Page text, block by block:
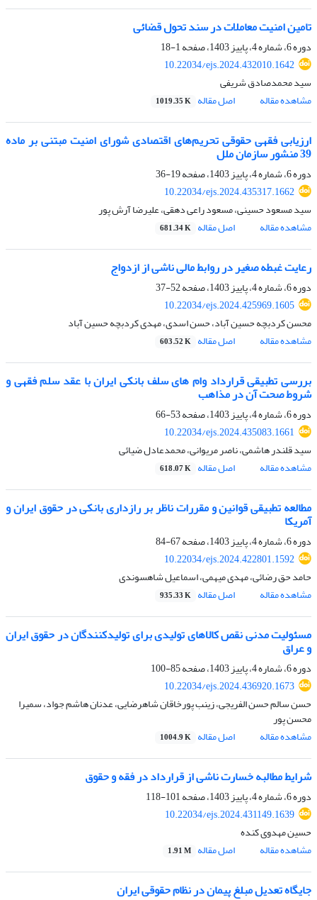
تامین امنیت معاملات در سند تحول قضائی
دوره 6، شماره 4، پاییز 1403، صفحه
1-18
10.22034/ejs.2024.432010.1642
سید محمدصادق شریفی
مشاهده مقاله
اصل مقاله 1019.35 K
ارزیابی فقهی حقوقی تحریم‌های اقتصادی شورای امنیت مبتنی بر ماده
39 منشور سازمان ملل
دوره 6، شماره 4، پاییز 1403، صفحه
19-36
10.22034/ejs.2024.435317.1662
سید مسعود حسینی، مسعود راعی دهقی، علیرضا آرش پور
مشاهده مقاله
اصل مقاله 681.34 K
رعایت غبطه صغیر در روابط مالی ناشی از ازدواج
دوره 6، شماره 4، پاییز 1403، صفحه
52-37
10.22034/ejs.2024.425969.1605
محسن کردبچه حسین آباد، حسن اسدی، مهدی کردبچه حسین آباد
مشاهده مقاله
اصل مقاله 603.52 K
بررسی تطبیقی قرارداد وام های سلف بانکی ایران با عقد سلم فقهی و
شروط صحت آن در مذاهب
دوره 6، شماره 4، پاییز 1403، صفحه
53-66
10.22034/ejs.2024.435083.1661
سید قلندر هاشمی، ناصر مریوانی، محمدعادل ضیائی
مشاهده مقاله
اصل مقاله 618.07 K
مطالعه تطبیقی قوانین و مقررات ناظر بر رازداری بانکی در حقوق ایران و
آمریکا
دوره 6، شماره 4، پاییز 1403، صفحه
67-84
10.22034/ejs.2024.422801.1592
حامد حق رضائی، مهدی میهمی، اسماعیل شاهسوندی
مشاهده مقاله
اصل مقاله 935.33 K
مسئولیت‏ مدنی نقص کالاهای تولیدی برای تولید‏کنندگان در حقوق ایران
و عراق
دوره 6، شماره 4، پاییز 1403، صفحه
85-100
10.22034/ejs.2024.436920.1673
حسن سالم حسن الفریجی، زینب پورخاقان شاهرضایی، عدنان هاشم جواد، سمیرا
محسن پور
مشاهده مقاله
اصل مقاله 1004.9 K
شرایط مطالبه خسارت ناشی از قرارداد در فقه و حقوق
دوره 6، شماره 4، پاییز 1403، صفحه
101-118
10.22034/ejs.2024.431149.1639
حسین مهدوی کنده
مشاهده مقاله
اصل مقاله 1.91 M
جایگاه تعدیل مبلغ پیمان در نظام حقوقی ایران